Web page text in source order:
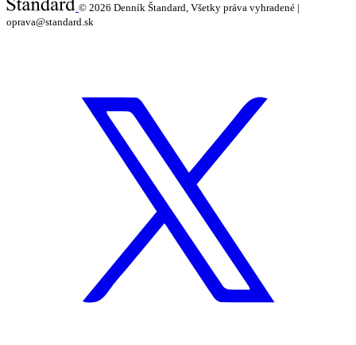
© 2026 Denník Štandard, Všetky práva vyhradené |
oprava@standard.sk